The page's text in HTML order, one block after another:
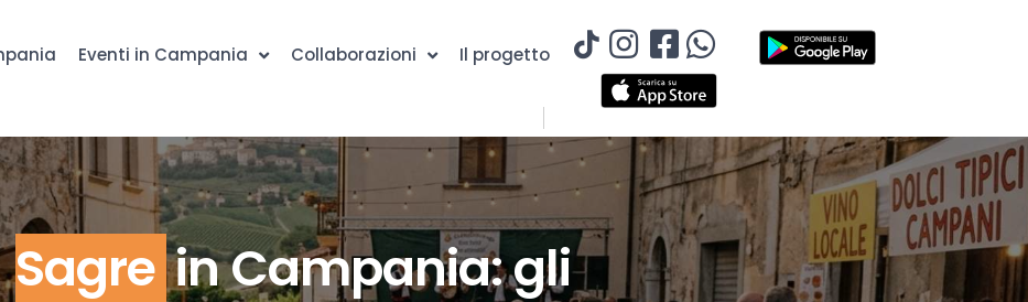
Eventi in Campania Collaborazioni Il progetto
Sagre in Campania: gli